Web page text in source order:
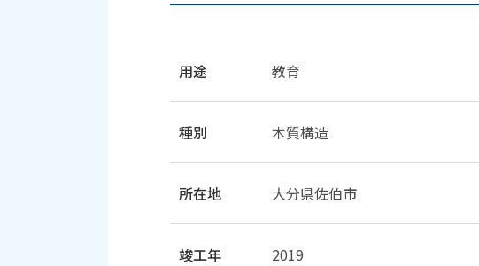
用途 教育
種別 木質構造
所在地 大分県佐伯市
竣工年 2019